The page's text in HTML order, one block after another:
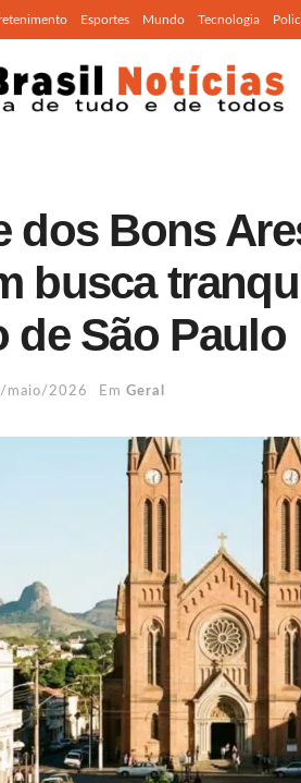
Esportes Mundo Tecnologia
dos Bons
busca
de São Paulo
maio/2026 Em Geral